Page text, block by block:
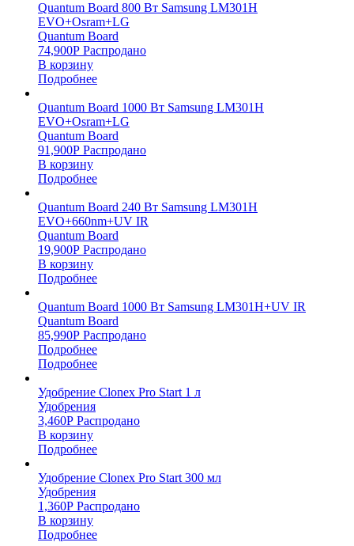
Quantum Board 800 Вт Samsung LM301H
EVO+Osram+LG
Quantum Board
74,900Р Распродано
В корзину
Подробнее
Quantum Board 1000 Вт Samsung LM301H
EVO+Osram+LG
Quantum Board
91,900Р Распродано
В корзину
Подробнее
Quantum Board 240 Вт Samsung LM301H
EVO+660nm+UV IR
Quantum Board
19,900Р Распродано
В корзину
Подробнее
Quantum Board 1000 Вт Samsung LM301H+UV IR
Quantum Board
85,990Р Распродано
Подробнее
Подробнее
Удобрение Clonex Pro Start 1 л
Удобрения
3,460Р Распродано
В корзину
Подробнее
Удобрение Clonex Pro Start 300 мл
Удобрения
1,360Р Распродано
В корзину
Подробнее